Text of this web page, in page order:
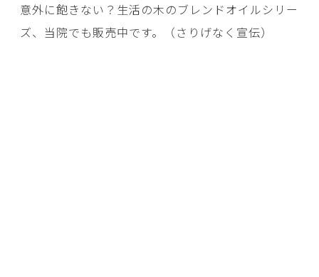
意外に飽きない？ 生活の木のブレンドオイルシリー
ズ、当院でも販売中です。（さりげなく宣伝）